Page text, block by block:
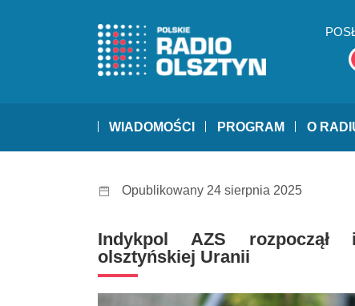
WIADOMOŚCI PROGRAM O
Opublikowany 24 sierpnia 2025
Indykpol AZS rozpoczął
olsztyńskiej Uranii